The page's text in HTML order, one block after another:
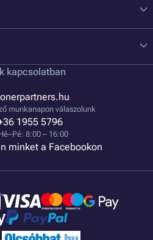
kapcsolatban
munkanapon válaszolunk
1955 5796
8:00 – 16:00
minket a Facebookon